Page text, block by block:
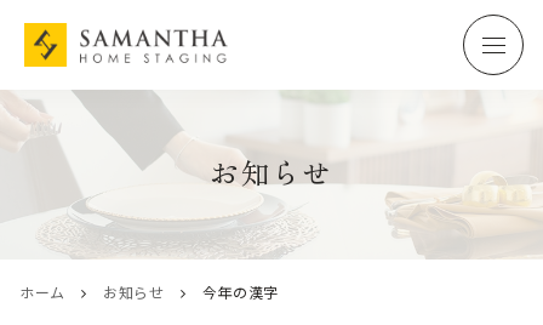
お知らせ
ホーム お知らせ 今年の漢字